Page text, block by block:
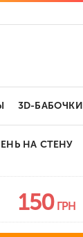
3D-БАБОЧКИ
НА СТЕНУ
150 ГРН